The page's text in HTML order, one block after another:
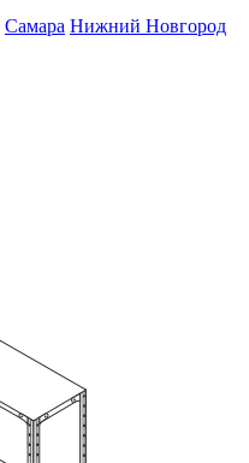
Самара Нижний Новгород